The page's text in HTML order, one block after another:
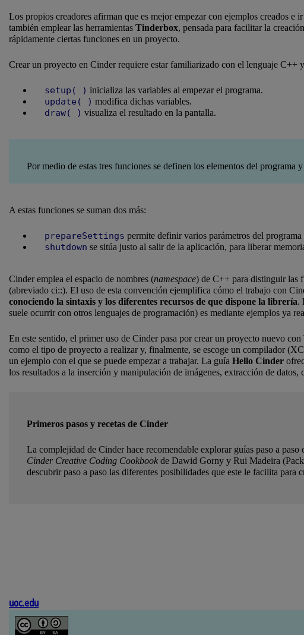
Los propios creadores afirman que es mejor empezar con ejemplos creados e
también emplear las herramientas Tinderbox, pensada para facilitar la
rápidamente ciertas funciones en un proyecto.
Crear un proyecto en Cinder requiere estar familiarizado con el lenguaje C++
setup( ) inicializa las variables al empezar el programa.
update( ) modifica dichas variables.
draw( ) visualiza el resultado en la pantalla.
Por medio de estas tres funciones se definen los elementos del programa
A estas funciones se suman dos más:
prepareSettings permite definir varios parámetros del
shutdown se sitúa justo al salir de la aplicación, para liberar
Cinder emplea el espacio de nombres (namespace) de C++ para distinguir las
(abreviado ci::). El uso de esta convención ejemplifica cómo el trabajo con
conociendo la sintaxis y los diferentes recursos de que dispone la librería.
suele ocurrir con otros lenguajes de programación) es mediante ejemplos ya
En este sentido, el primer uso de Cinder pasa por crear un proyecto nuevo
como el tipo de proyecto a realizar y, finalmente, se escoge un compilador
un ejemplo con el que se puede empezar a trabajar. La guía Hello Cinder
los resultados a la inserción y manipulación de imágenes, extracción de
Primeros pasos y recetas de Cinder
La complejidad de Cinder hace recomendable explorar guías paso a
Cinder Creative Coding Cookbook de Dawid Gorny y Rui Madeira
descubrir paso a paso las diferentes posibilidades que este le facilita para
uoc.edu